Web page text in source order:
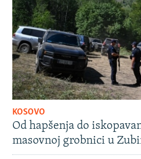
KOSOVO
Od hapšenja do
masovnoj grobnici u